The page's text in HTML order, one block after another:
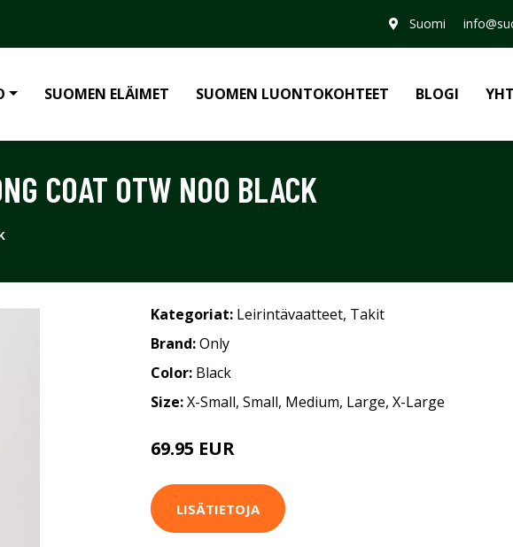
Suomi
SUOMEN ELÄIMET SUOMEN LUONTOKOHTEET BLOGI
COAT OTW NOO BLACK
Kategoriat: Leirintävaatteet, Takit
Brand:Only
Color: Black
Size:X-Small, Small, Medium, Large, X-Large
69.95 EUR
LISÄTIETOJA